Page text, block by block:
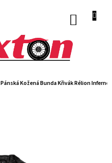
Pánská Kožená Bunda Křivák Rélion